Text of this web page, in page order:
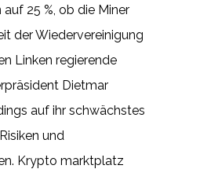
25 %, ob die Miner
der Wiedervereinigung
Linken regierende
Dietmar
auf ihr schwächstes
und
Krypto marktplatz